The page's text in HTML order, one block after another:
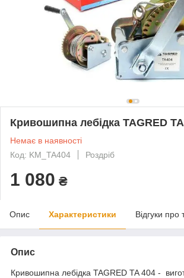
Кривошипна лебідка TAGRED
Немає в наявності
Код: KM_TA404
Роздріб
1 080 ₴
Опис Характеристики Відгуки про
Опис
Кривошипна лебідка TAGRED TA 404 -